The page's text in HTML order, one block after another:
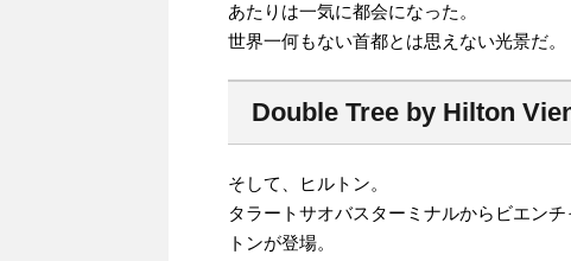
あたりは一気に都会になった。
世界一何もない首都とは思えない光景だ。
Double Tree by Hilton
そして、ヒルトン。
タラートサオバスターミナルからビエン
トンが登場。